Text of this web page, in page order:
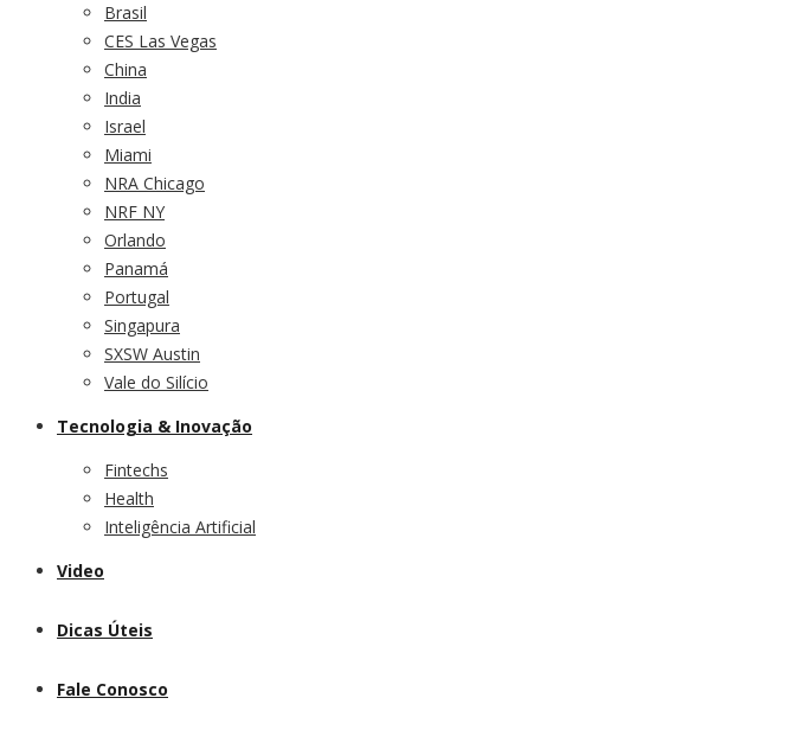
Brasil
CES Las Vegas
China
India
Israel
Miami
NRA Chicago
NRF NY
Orlando
Panamá
Portugal
Singapura
SXSW Austin
Vale do Silício
Tecnologia & Inovação
Fintechs
Health
Inteligência Artificial
Video
Dicas Úteis
Fale Conosco